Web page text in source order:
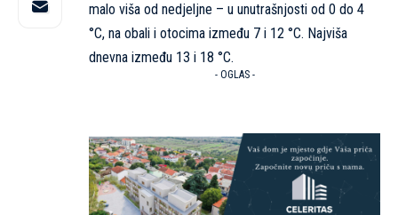
malo viša od nedjeljne – u unutrašnjosti od 0 do 4
°C, na obali i otocima između 7 i 12 °C. Najviša
dnevna između 13 i 18 °C.
- OGLAS -